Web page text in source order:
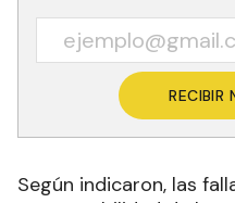
Recibí las
RECIBIR